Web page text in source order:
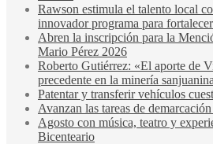
Rawson estimula el talento local
innovador programa para
Abren la inscripción para la
Mario Pérez 2026
Roberto Gutiérrez: «El aporte de
precedente en la minería
Patentar y transferir vehículos
Avanzan las tareas de
Agosto con música, teatro y
Bicenteario